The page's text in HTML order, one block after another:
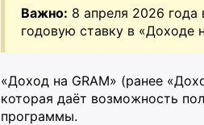
Важно: 8 апреля 2026
годовую ставку в «Доходе
«Доход на GRAM» (ранее
которая даёт возможность
программы.